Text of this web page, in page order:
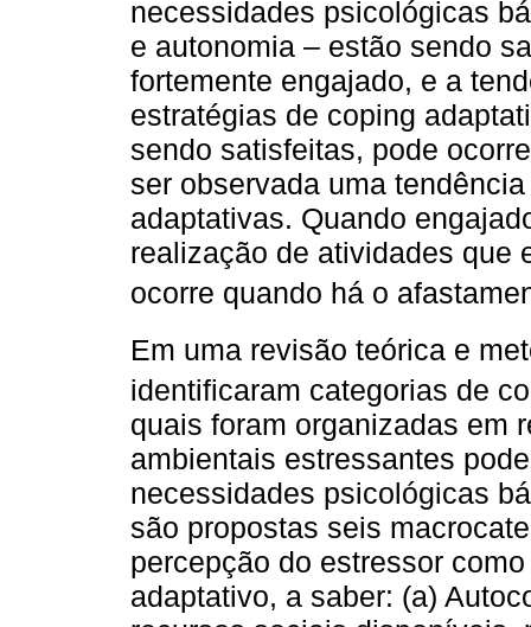
necessidades psicológicas
e autonomia – estão sendo
fortemente engajado, e a
estratégias de coping
sendo satisfeitas, pode
ser observada uma
adaptativas. Quando
realização de atividades que
ocorre quando há o
Em uma revisão teórica e
identificaram categorias de
quais foram organizadas em
ambientais estressantes
necessidades psicológicas
são propostas seis
percepção do estressor
adaptativo, a saber: (a)